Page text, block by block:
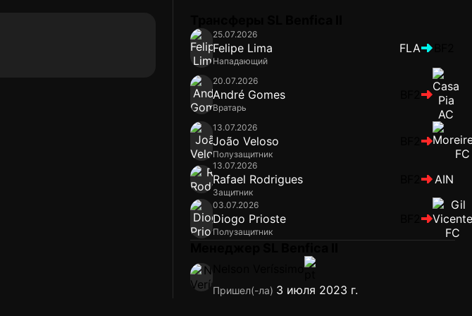
25.07.2026
Felipe Lima
Нападающий
FLA
20.07.2026
André Gomes
Вратарь
13.07.2026
João Veloso
Полузащитник
13.07.2026
Rafael Rodrigues
Защитник
AIN
03.07.2026
Diogo Prioste
Полузащитник
Пришел(-ла) 3 июля 2023 г.